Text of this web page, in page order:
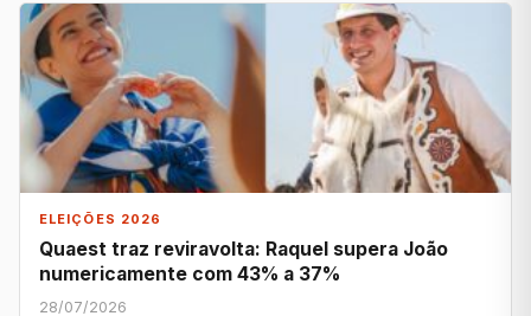
ELEIÇÕES 2026
Quaest traz reviravolta: Raquel supera João
numericamente com 43% a 37%
28/07/2026